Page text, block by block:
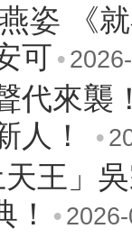
姿 《
可 •
代來襲
人！
•
王」
！
•